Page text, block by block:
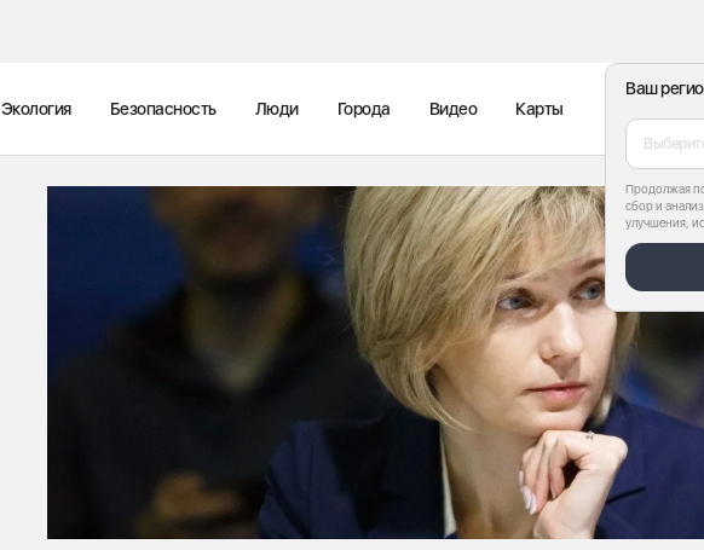
Ваш
Продолжая
сбор и
улучшения,
Экология Безопасность Люди Города Видео Карты